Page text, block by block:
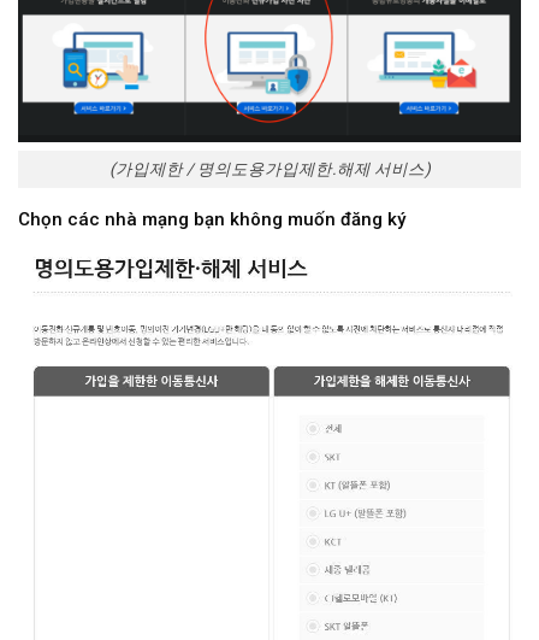
(가입제한 / 명의도용가입제한.해제 서비스)
Chọn các nhà mạng bạn không muốn đăng ký